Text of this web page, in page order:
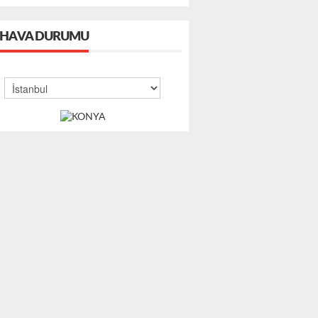
DURUMU